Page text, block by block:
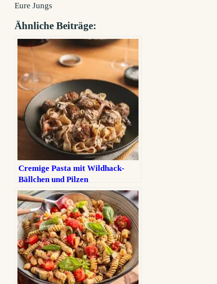
Eure Jungs
Ähnliche Beiträge:
Cremige Pasta mit Wildhack-
Bällchen und Pilzen